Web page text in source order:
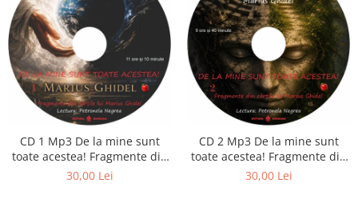
CD 1 Mp3 De la mine sunt
toate acestea! Fragmente din
cărțile lui Marius Ghidel
30,00 Lei
CD 2 Mp3 De la mine sunt
toate acestea! Fragmente din
cărțile lui Marius Ghidel
30,00 Lei